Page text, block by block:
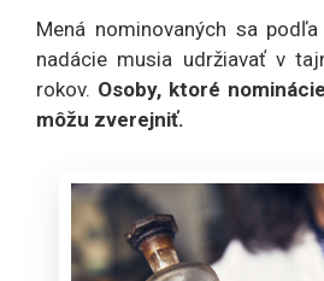
Mená nominovaných sa
nadácie musia udržiavať v
rokov. Osoby, ktoré
môžu zverejniť.